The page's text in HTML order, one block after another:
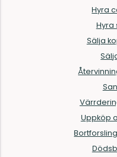
Hyra
Hyra
Sälja
Uppköp